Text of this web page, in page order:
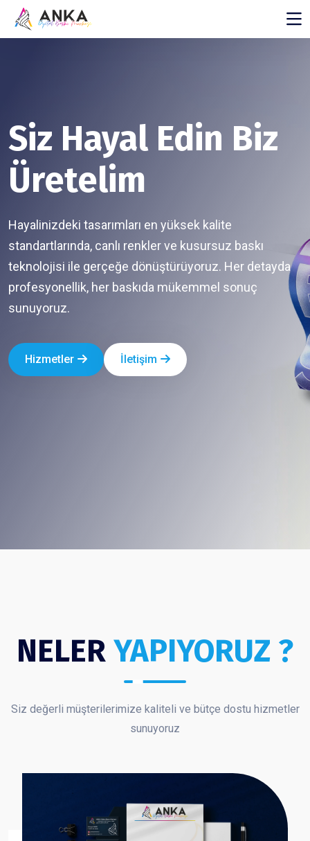
Siz Hayal Edin Biz
Üretelim
Hayalinizdeki tasarımları en yüksek kalite
standartlarında, canlı renkler ve kusursuz baskı
teknolojisi ile gerçeğe dönüştürüyoruz. Her detayda
profesyonellik, her baskıda mükemmel sonuç
sunuyoruz.
Hizmetler İletişim
NELER YAPIYORUZ ?
Siz değerli müşterilerimize kaliteli ve bütçe dostu hizmetler
sunuyoruz